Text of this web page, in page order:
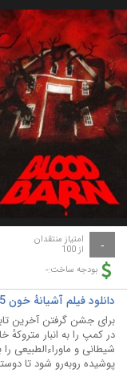
- امتیاز منتقدان
از 100
بودجه ساخت:-
دانلود فیلم آشیانهٔ خون Blood Barn 2025
برای جشن گرفتن آخرین
در کمپ را به انبار
شیطانی و ماوراءالطبیعی
پوشیده روبه‌رو شود تا